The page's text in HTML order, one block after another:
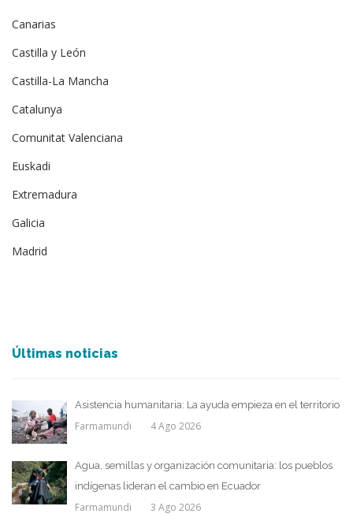
Canarias
Castilla y León
Castilla-La Mancha
Catalunya
Comunitat Valenciana
Euskadi
Extremadura
Galicia
Madrid
Últimas noticias
Asistencia humanitaria: La ayuda empieza en el territorio
Farmamundi 4 Ago 2026
Agua, semillas y organización comunitaria: los pueblos
indígenas lideran el cambio en Ecuador
Farmamundi 3 Ago 2026